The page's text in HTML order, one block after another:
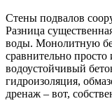
Стены подвалов
Разница
воды. Монолитную
сравнительно
водоустойчивый
гидроизоляция,
дренаж – вот,